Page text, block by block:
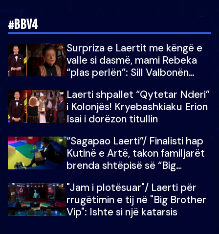
#BBV4
Surpriza e Laertit me këngë e
valle si dasmë, mami Rebeka
“plas perlën”: Sill Valbonën
Laerti shpallet “Qytetar Nderi”
i Kolonjës! Kryebashkiaku Erion
Isai i dorëzon titullin
“Sagapao Laerti”/ Finalisti hap
Kutinë e Artë, takon familjarët
brenda shtëpisë së “Big
"Jam i plotësuar"/ Laerti për
rrugëtimin e tij në "Big Brother
Vip": Ishte si një katarsis